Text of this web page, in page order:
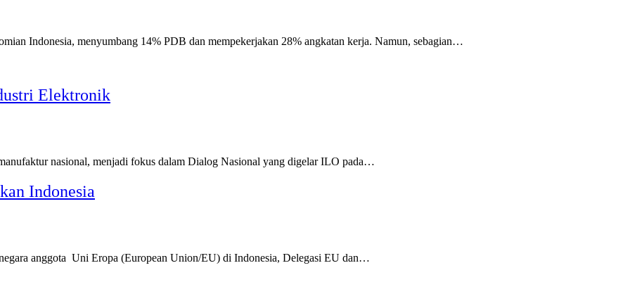
Indonesia, menyumbang 14% PDB dan mempekerjakan 28% angkatan kerja. Namun, sebagian…
Elektronik
nasional, menjadi fokus dalam Dialog Nasional yang digelar ILO pada…
Indonesia
anggota Uni Eropa (European Union/EU) di Indonesia, Delegasi EU dan…